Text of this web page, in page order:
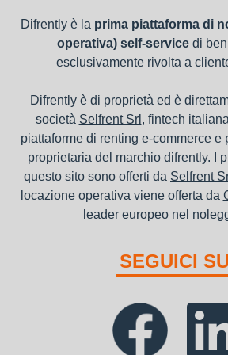
Difrently è la prima piattaforma di
operativa) self-servicedi
esclusivamente rivolta a
Difrently è di proprietà ed è
società Selfrent Srl , fintech
piattaforme di renting e-commerce e
proprietaria del marchio difrently. I
questo sito sono offerti da Selfrent
locazione operativa viene offerta da
leader europeo nel
SEGUICI